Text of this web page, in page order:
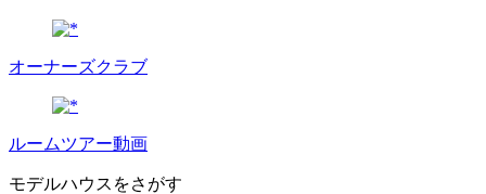
オーナーズクラブ
ルームツアー動画
モデルハウスをさがす